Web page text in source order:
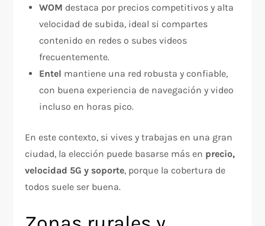
WOM destaca por precios competitivos y alta
velocidad de subida, ideal si compartes
contenido en redes o subes videos
frecuentemente.
Entel mantiene una red robusta y confiable,
con buena experiencia de navegación y video
incluso en horas pico.
En este contexto, si vives y trabajas en una gran
ciudad, la elección puede basarse más en precio,
velocidad 5G y soporte, porque la cobertura de
todos suele ser buena.